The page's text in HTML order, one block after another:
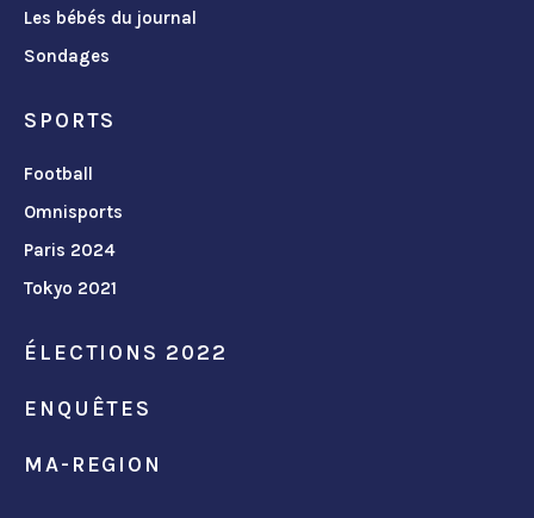
Les bébés du journal
Sondages
SPORTS
Football
Omnisports
Paris 2024
Tokyo 2021
ÉLECTIONS 2022
ENQUÊTES
MA-REGION